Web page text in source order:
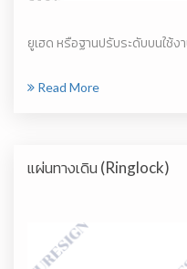
ยูเฮด หรือฐานปรับระดับบนใช้ง
Read More
แผ่นทางเดิน (Ringlock)